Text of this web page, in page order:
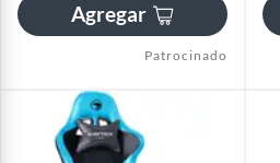
Agregar
Patrocinado